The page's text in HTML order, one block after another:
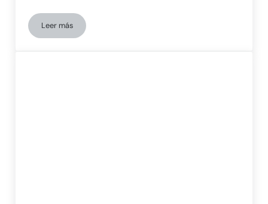
Leer másEl autismo y la realidad de las personas con trastorno del